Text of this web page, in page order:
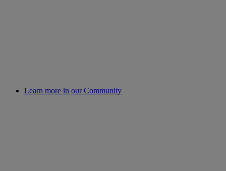
Learn more in our Community